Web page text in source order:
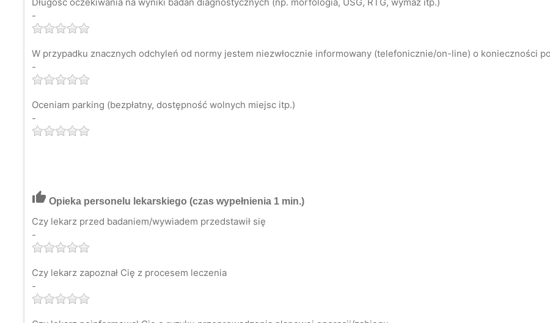
-
W przypadku znacznych odchyleń od normy jestem niezwłocznie informowany (telefonicznie/on-line) o konieczności
-
Oceniam parking (bezpłatny, dostępność wolnych miejsc itp.)
-
thumb_up Opieka personelu lekarskiego (czas wypełnienia 1 min.)
Czy lekarz przed badaniem/wywiadem przedstawił się
-
Czy lekarz zapoznał Cię z procesem leczenia
-